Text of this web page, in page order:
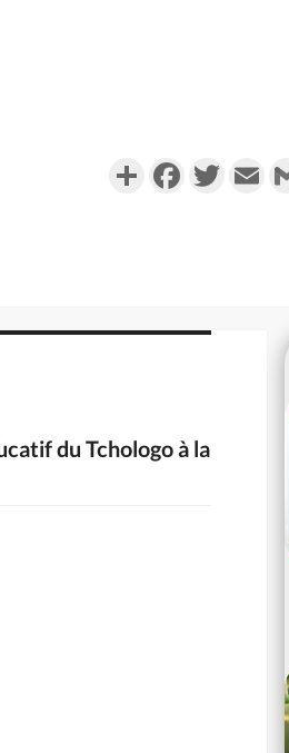
PartagerFacebookTwitter
du Tchologo à la